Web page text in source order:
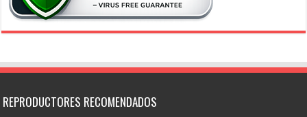
REPRODUCTORES RECOMENDADOS